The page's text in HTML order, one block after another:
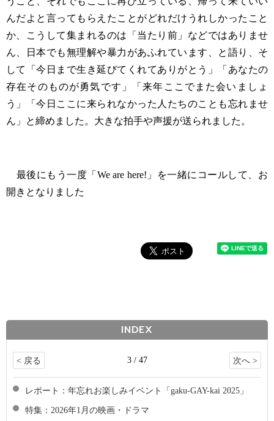
んだよと言ってもらえたことがどれだけうれしかったこと
か、こうして集まれるのは「当たり前」などではありませ
ん、日本でも無理解や暴力があふれています、と語り、そ
して「今日まで生き延びてくれてありがとう」「あなたの
存在そのものが勇気です」「来年ここでまた会いましょ
う」「今日ここに来られなかった人たちのことも忘れませ
ん」と締めました。大きな拍手や声援が送られました。
最後にもう一度「We are here!」を一緒にコールして、お
開きとなりました
INDEX
< 戻る 3 / 47 次へ >
レポート：年忘れお楽しみイベント「gaku-GAY-kai 2025」
特集：2026年1月の映画・ドラマ